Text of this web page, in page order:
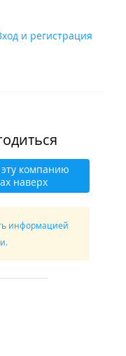
и регистрация
компанию
наверх
информацией